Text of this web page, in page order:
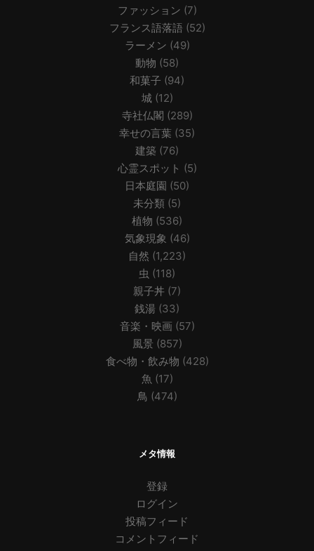
ファッション (7)
フランス語落語 (52)
ラーメン (49)
動物 (58)
和菓子 (94)
城(12)
寺社仏閣 (289)
幸せの言葉 (35)
建築 (76)
心霊スポット (5)
日本庭園 (50)
未分類 (5)
植物 (536)
気象現象 (46)
自然 (1,223)
虫 (118)
親子丼 (7)
銭湯 (33)
音楽・映画 (57)
風景(857)
食べ物・飲み物 (428)
魚 (17)
鳥 (474)
メタ情報
登録
ログイン
投稿フィード
コメントフィード